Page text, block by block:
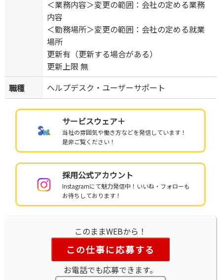
＜業務内容＞変更の範囲：会社の定める業務
内容
＜勤務場所＞変更の範囲：会社の定める就業
場所
更新有（更新する場合がある）
更新上限 無
職種
ヘルプデスク・ユーザーサポート
サービスウェア＋
当社の雰囲気や働き方などを発信しています！
是非ご覧ください！
採用公式アカウント
Instagramにて魅力発信中！いいね・フォローも
お待ちしております！
このままWEBから！
この仕事に応募する
お電話でも応募できます。